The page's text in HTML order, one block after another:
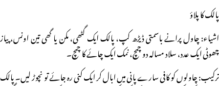
پالک کا پلاؤ
اشیاء: چاول پرانے باسمتی ڈیڑھ کپ، پالک ایک گٹھی، مکن یا گھی تین اونس، پیاز
چھوٹی ایک عدد، سلاد مسالہ دو چمچ، نمک ایک چائے کا چمچ۔
ترکیب: چاولوں کو کافی سارے پانی میں ابال کر ایک کنی رہ جائے تو نچوڑ لیں۔ پالک